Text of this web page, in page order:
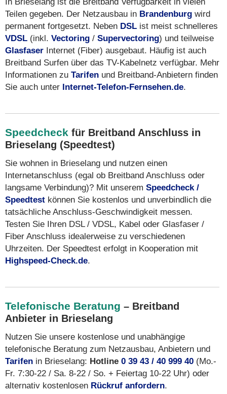
Teilen gegeben. Der Netzausbau in Brandenburg wird
permanent fortgesetzt. Neben DSL ist meist schnelleres
VDSL (inkl. Vectoring / Supervectoring) und teilweise
Glasfaser Internet (Fiber) ausgebaut. Häufig ist auch
Breitband Surfen über das TV-Kabelnetz verfügbar. Mehr
Informationen zu Tarifen und Breitband-Anbietern finden
Sie auch unter Internet-Telefon-Fernsehen.de.
Speedcheck für Breitband Anschluss in
Brieselang (Speedtest)
Sie wohnen in Brieselang und nutzen einen
Internetanschluss (egal ob Breitband Anschluss oder
langsame Verbindung)? Mit unserem Speedcheck /
Speedtest können Sie kostenlos und unverbindlich die
tatsächliche Anschluss-Geschwindigkeit messen.
Testen Sie Ihren DSL / VDSL, Kabel oder Glasfaser /
Fiber Anschluss idealerweise zu verschiedenen
Uhrzeiten. Der Speedtest erfolgt in Kooperation mit
Highspeed-Check.de.
Telefonische Beratung – Breitband
Anbieter in Brieselang
Nutzen Sie unsere kostenlose und unabhängige
telefonische Beratung zum Netzausbau, Anbietern und
Tarifen in Brieselang: Hotline 0 39 43 / 40 999 40 (Mo.-
Fr. 7:30-22 / Sa. 8-22 / So. + Feiertag 10-22 Uhr) oder
alternativ kostenlosen Rückruf anfordern.